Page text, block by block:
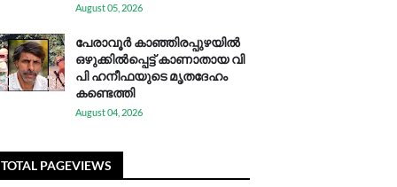
August 05, 2026
പേരാവൂർ കാഞ്ഞിരപ്പുഴയിൽ
ഒഴുക്കിൽപ്പെട്ട് കാണാതായ വി
പി ഹനീഫയുടെ മൃതദേഹം
കണ്ടെത്തി
August 04, 2026
TOTAL PAGEVIEWS